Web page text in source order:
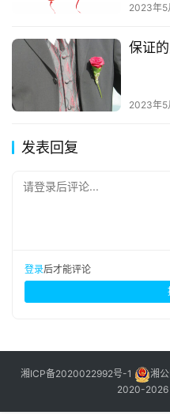
2023年5
保证
2023年5
发表回复
请登录后评论...
登录后才能评论
湘ICP备2020022992号-1 湘
2020-2026